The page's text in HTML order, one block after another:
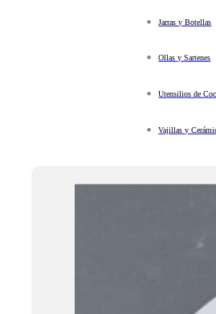
Jarras y Botellas
Ollas y Sartenes
Utensilios de
Vajillas y